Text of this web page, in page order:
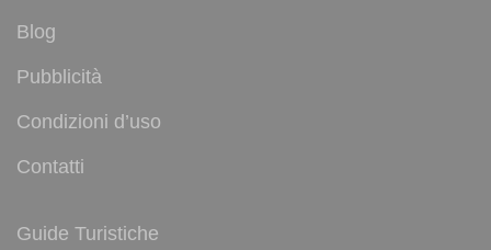
Blog
Pubblicità
Condizioni d’uso
Contatti
Guide Turistiche